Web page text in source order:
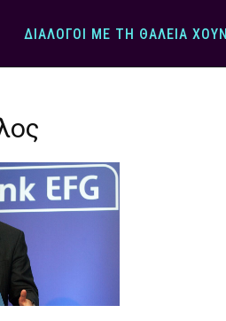
ΔΙΆΛΟΓΟΙ ΜΕ ΤΗ ΘΆΛΕΙΑ